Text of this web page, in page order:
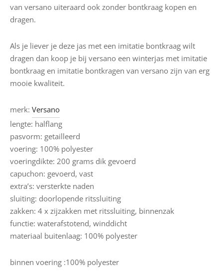
van versano uiteraard ook zonder bontkraag kopen en
dragen.
Als je liever je deze jas met een imitatie bontkraag wilt
dragen dan koop je bij versano een winterjas met imitatie
bontkraag en imitatie bontkragen van versano zijn van erg
mooie kwaliteit.
merk: Versano
lengte: halflang
pasvorm: getailleerd
voering: 100% polyester
voeringdikte: 200 grams dik gevoerd
capuchon: gevoerd, vast
extra’s: versterkte naden
sluiting: doorlopende ritssluiting
zakken: 4 x zijzakken met ritssluiting, binnenzak
functie: waterafstotend, winddicht
materiaal buitenlaag: 100% polyester
binnen voering :100% polyester